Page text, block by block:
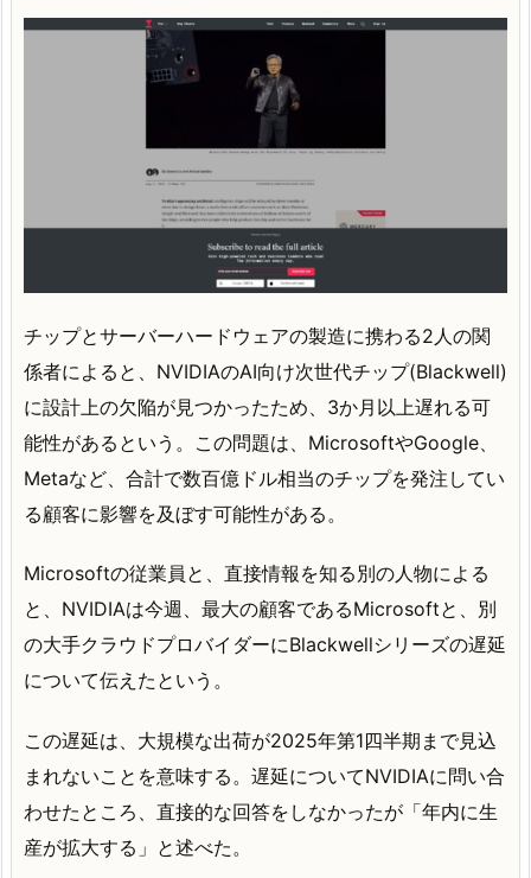
チップとサーバーハードウェアの製造に携わる2人の関
係者によると、NVIDIAのAI向け次世代チップ(Blackwell)
に設計上の欠陥が見つかったため、3か月以上遅れる可
能性があるという。この問題は、MicrosoftやGoogle、
Metaなど、合計で数百億ドル相当のチップを発注してい
る顧客に影響を及ぼす可能性がある。
Microsoftの従業員と、直接情報を知る別の人物による
と、NVIDIAは今週、最大の顧客であるMicrosoftと、別
の大手クラウドプロバイダーにBlackwellシリーズの遅延
について伝えたという。
この遅延は、大規模な出荷が2025年第1四半期まで見込
まれないことを意味する。遅延についてNVIDIAに問い合
わせたところ、直接的な回答をしなかったが「年内に生
産が拡大する」と述べた。